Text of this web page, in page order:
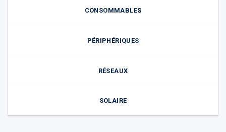
CONSOMMABLES
PÉRIPHÉRIQUES
RÉSEAUX
SOLAIRE